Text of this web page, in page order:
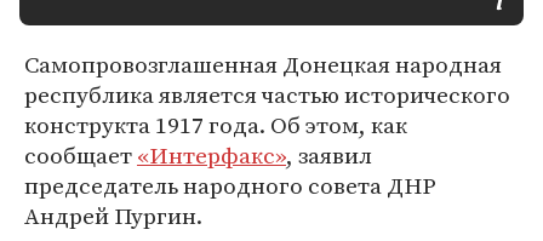
Самопровозглашенная Донецкая народная
республика является частью исторического
конструкта 1917 года. Об этом, как
сообщает«Интерфакс», заявил
председатель народного совета ДНР
Андрей Пургин.